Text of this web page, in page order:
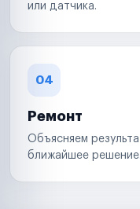
или датчика.
04
Ремонт
Объясняем
ближайшее решение.